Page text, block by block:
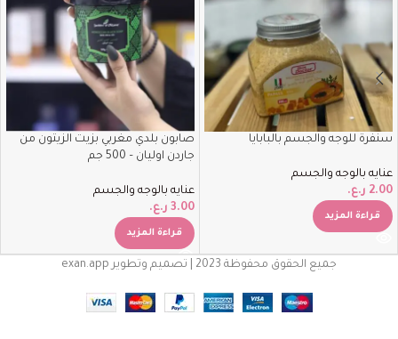
سنفرة للوجه والجسم بالبابايا
عنايه بالوجه والجسم
2.00 ر.ع.
قراءة المزيد
صابون بلدي مغربي بزيت الزيتون من
جاردن اوليان – 500 جم
عنايه بالوجه والجسم
3.00 ر.ع.
قراءة المزيد
جميع الحقوق محفوظة 2023 | تصميم وتطوير exan.app